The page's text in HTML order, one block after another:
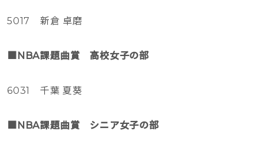
5017 新倉 卓磨
■NBA課題曲賞 高校女子の部
6031 千葉 夏葵
■NBA課題曲賞 シニア女子の部